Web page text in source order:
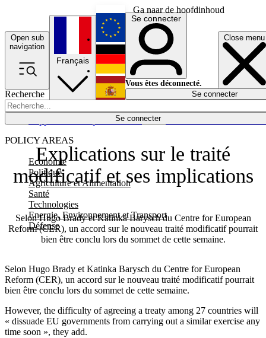
Ga naar de hoofdinhoud
Open sub
navigation
Close menu
Recherche
Se connecter
POLICY AREAS
Economie
Politique
Agriculture et Alimentation
Santé
Technologies
Energie, Environnement et Transport
Défense
Économie
Français
English
Deutsch
Español
Se connecter
Vous êtes déconnecté.
Se connecter
Explications sur le traité
modificatif et ses implications
Selon Hugo Brady et Katinka Barysch du Centre for European
Reform (CER), un accord sur le nouveau traité modificatif pourrait
bien être conclu lors du sommet de cette semaine.
Selon Hugo Brady et Katinka Barysch du Centre for European
Reform (CER), un accord sur le nouveau traité modificatif pourrait
bien être conclu lors du sommet de cette semaine.
However, the difficulty of agreeing a treaty among 27 countries will
« dissuade EU governments from carrying out a similar exercise any
time soon », they add.